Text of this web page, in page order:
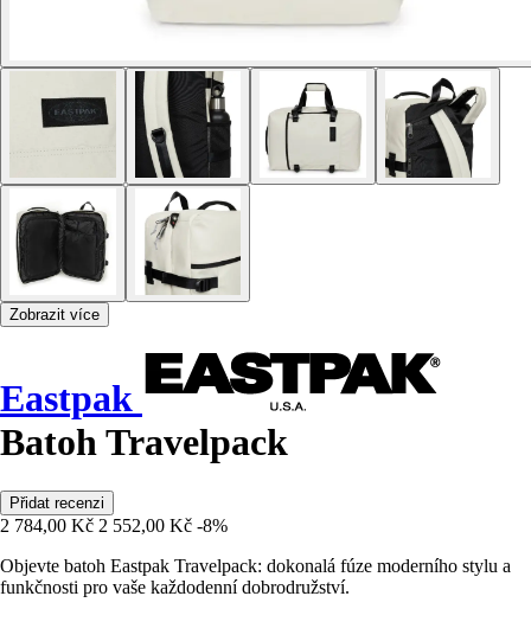
Zobrazit více
Eastpak
Batoh Travelpack
Přidat recenzi
2 784,00 Kč 2 552,00 Kč -8%
Objevte batoh Eastpak Travelpack: dokonalá fúze moderního stylu a
funkčnosti pro vaše každodenní dobrodružství.